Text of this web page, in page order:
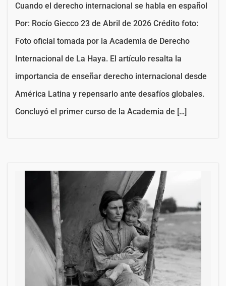
Cuando el derecho internacional se habla en español
Por: Rocío Giecco 23 de Abril de 2026 Crédito foto:
Foto oficial tomada por la Academia de Derecho
Internacional de La Haya. El artículo resalta la
importancia de enseñar derecho internacional desde
América Latina y repensarlo ante desafíos globales.
Concluyó el primer curso de la Academia de […]